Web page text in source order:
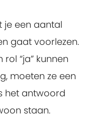
je een aantal
gaat voorlezen.
“ja” kunnen
moeten ze een
het antwoord
staan.